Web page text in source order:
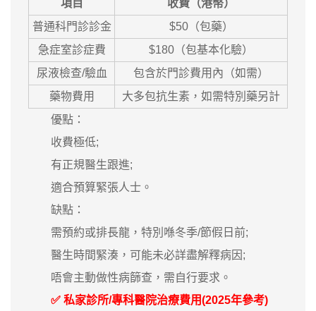
項目
收費（港幣）
普通科門診診金
$50（包藥）
急症室診症費
$180（包基本化驗）
尿液檢查/驗血
包含於門診費用內（如需）
藥物費用
大多包抗生素，如需特別藥另計
優點：
收費極低;
有正規醫生跟進;
適合預算緊張人士。
缺點：
需預約或排長龍，特別喺冬季/節假日前;
醫生時間緊湊，可能未必詳盡解釋病因;
唔會主動做性病篩查，需自行要求。
✅ 私家診所/專科醫院治療費用(2025年參考)